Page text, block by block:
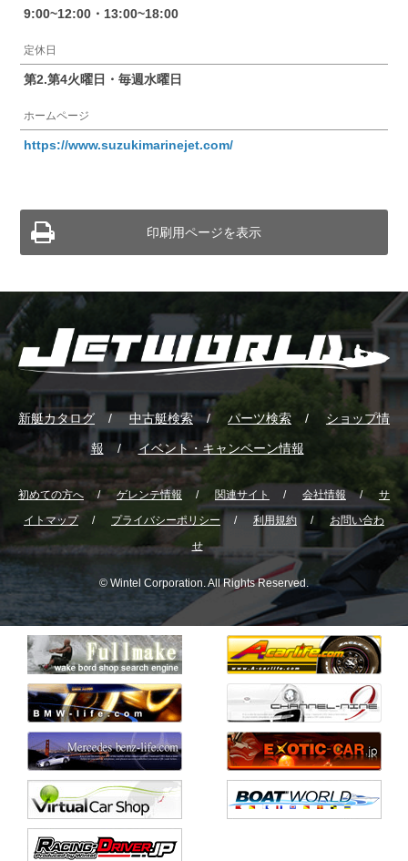
9:00~12:00・13:00~18:00
定休日
第2.第4火曜日・毎週水曜日
ホームページ
https://www.suzukimarinejet.com/
印刷用ページを表示
新艇カタログ 中古艇検索 パーツ検索 ショップ情
報 イベント・キャンペーン情報
初めての方へ ゲレンテ情報 関連サイト 会社情報
サ
イトマップ
プライバシーポリシー 利用規約
お問い合わ
せ
© Wintel Corporation. All Rights Reserved.